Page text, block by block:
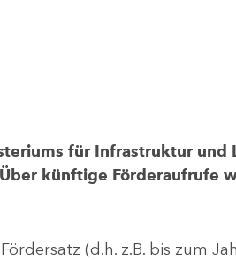
für Infrastruktur und
künftige Förderaufrufe
(d.h. z.B. bis zum